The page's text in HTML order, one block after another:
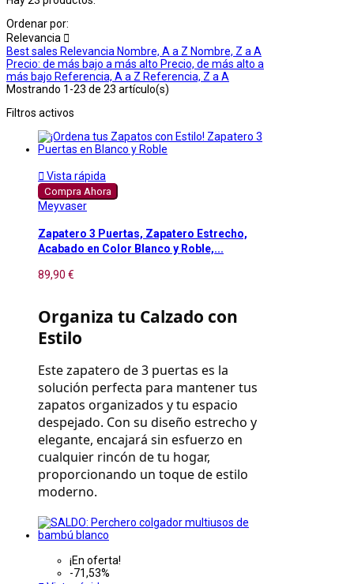
Ordenar por:
Relevancia 
Best sales Relevancia Nombre, A a Z Nombre, Z a A
Precio: de más bajo a más alto Precio, de más alto a
más bajo Referencia, A a Z Referencia, Z a A
Mostrando 1-23 de 23 artículo(s)
Filtros activos
 Vista rápida
Compra Ahora
Meyvaser
Zapatero 3 Puertas, Zapatero Estrecho,
Acabado en Color Blanco y Roble,...
89,90 €
Organiza tu Calzado con
Estilo
Este zapatero de 3 puertas es la
solución perfecta para mantener tus
zapatos organizados y tu espacio
despejado. Con su diseño estrecho y
elegante, encajará sin esfuerzo en
cualquier rincón de tu hogar,
proporcionando un toque de estilo
moderno.
¡En oferta!
-71,53%